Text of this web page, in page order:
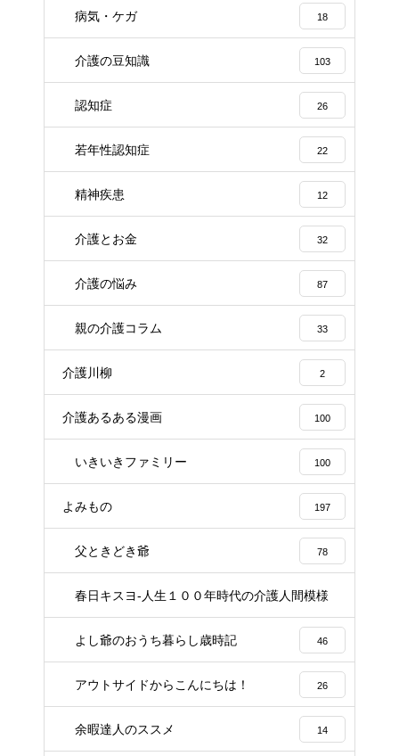
病気・ケガ 18
介護の豆知識 103
認知症 26
若年性認知症 22
精神疾患 12
介護とお金 32
介護の悩み 87
親の介護コラム 33
介護川柳 2
介護あるある漫画 100
いきいきファミリー 100
よみもの 197
父ときどき爺 78
春日キスヨ-人生１００年時代の介護人間模様
よし爺のおうち暮らし歳時記 46
アウトサイドからこんにちは！ 26
余暇達人のススメ 14